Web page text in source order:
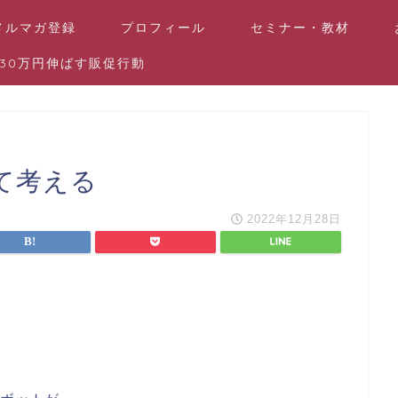
ルマガ登録 プロフィール セミナー・教材
万円伸ばす販促行動
考える
2022年12月28日